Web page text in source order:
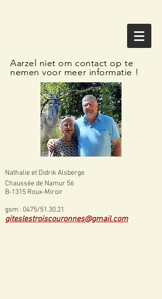
Aarzel niet om contact op te
nemen voor meer informatie !
Nathalie et Didrik Alsberge
Chaussée de Namur 56
B-1315 Roux-Miroir
gsm : 0475/51.30.21
giteslestroiscouronnes@gmail.com